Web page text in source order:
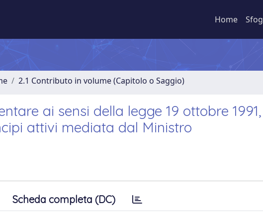
Home
2.1 Contributo in volume (Capitolo o Saggio)
ai sensi della legge 19 ottobre 1991,
attivi mediata dal Ministro
Scheda completa (DC)